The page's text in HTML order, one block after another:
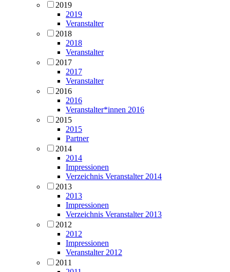
2019
2019
Veranstalter
2018
2018
Veranstalter
2017
2017
Veranstalter
2016
2016
Veranstalter*innen 2016
2015
2015
Partner
2014
2014
Impressionen
Verzeichnis Veranstalter 2014
2013
2013
Impressionen
Verzeichnis Veranstalter 2013
2012
2012
Impressionen
Veranstalter 2012
2011